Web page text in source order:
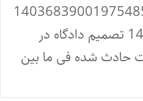
دادنامه قطعی: 140368390019754853
تاریخ تنظیم: 1403/12/11 تصمیم دادگاه در
شده فی ما بین